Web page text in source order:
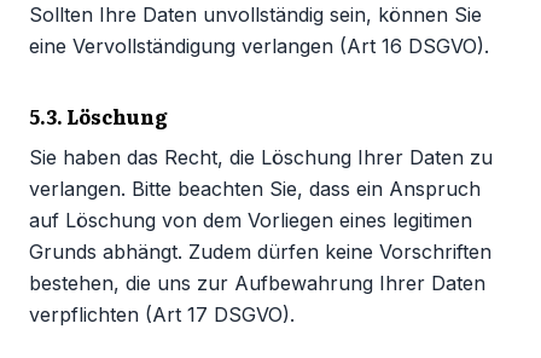
Sollten Ihre Daten unvollständig sein, können Sie
eine Vervollständigung verlangen (Art 16 DSGVO).
5.3. Löschung
Sie haben das Recht, die Löschung Ihrer Daten zu
verlangen. Bitte beachten Sie, dass ein Anspruch
auf Löschung von dem Vorliegen eines legitimen
Grunds abhängt. Zudem dürfen keine Vorschriften
bestehen, die uns zur Aufbewahrung Ihrer Daten
verpflichten (Art 17 DSGVO).